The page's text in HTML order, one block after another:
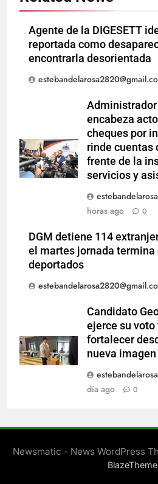
Agente de la DIGESETT
reportada como
encontrarla desorientada
Administrador
encabeza
cheques por
rinde cuentas
frente de la
servicios y
horas ago
0
DGM detiene 114
el martes jornada termina
deportados
Candidato
ejerce su voto
fortalecer
nueva imagen
día ago
0
Newsmatic - News WordPress